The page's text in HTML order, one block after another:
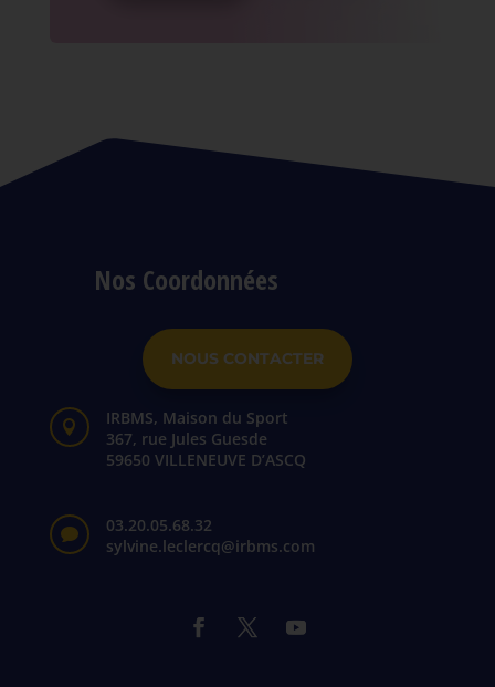
Nos Coordonnées
NOUS CONTACTER

IRBMS, Maison du Sport
367, rue Jules Guesde
59650 VILLENEUVE D’ASCQ

03.20.05.68.32
sylvine.leclercq@irbms.com